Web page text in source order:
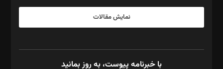
نمایش مقالات
با خبرنامه پیوست، به روز بمانید